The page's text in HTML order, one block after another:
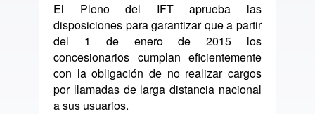
El Pleno del IFT aprueba las
disposiciones para garantizar que a partir
del 1 de enero de 2015 los
concesionarios cumplan eficientemente
con la obligación de no realizar cargos
por llamadas de larga distancia nacional
a sus usuarios.